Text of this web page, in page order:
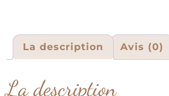
La description Avis (0)
La description